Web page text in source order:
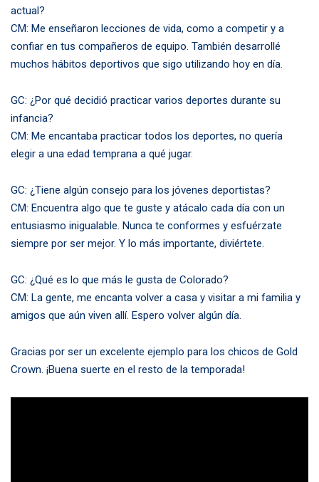
actual?
CM: Me enseñaron lecciones de vida, como a competir y a
confiar en tus compañeros de equipo. También desarrollé
muchos hábitos deportivos que sigo utilizando hoy en día.
GC: ¿Por qué decidió practicar varios deportes durante su
infancia?
CM: Me encantaba practicar todos los deportes, no quería
elegir a una edad temprana a qué jugar.
GC: ¿Tiene algún consejo para los jóvenes deportistas?
CM: Encuentra algo que te guste y atácalo cada día con un
entusiasmo inigualable. Nunca te conformes y esfuérzate
siempre por ser mejor. Y lo más importante, diviértete.
GC: ¿Qué es lo que más le gusta de Colorado?
CM: La gente, me encanta volver a casa y visitar a mi familia y
amigos que aún viven allí. Espero volver algún día.
Gracias por ser un excelente ejemplo para los chicos de Gold
Crown. ¡Buena suerte en el resto de la temporada!